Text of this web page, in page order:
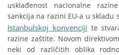
usklađenost nacionalne
sankcija na razini EU-a u skladu
Istanbulskoj konvenciji te
razine zaštite. Novom
neki od različitih oblika